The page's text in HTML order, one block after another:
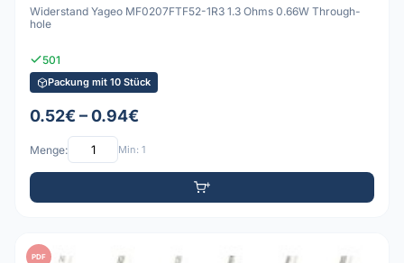
Widerstand Yageo MF0207FTF52-1R3 1.3 Ohms 0.66W Through-
hole
501
Packung mit 10 Stück
0.52€ – 0.94€
Menge: Min: 1
PDF